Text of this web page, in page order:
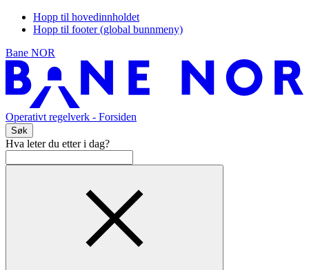
Hopp til hovedinnholdet
Hopp til footer (global bunnmeny)
Bane NOR
Operativt regelverk - Forsiden
Søk
Hva leter du etter i dag?